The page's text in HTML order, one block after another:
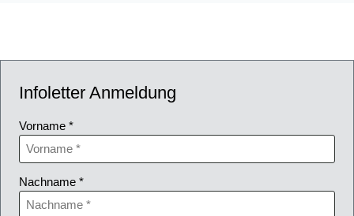
Infoletter Anmeldung
Vorname *
Nachname *